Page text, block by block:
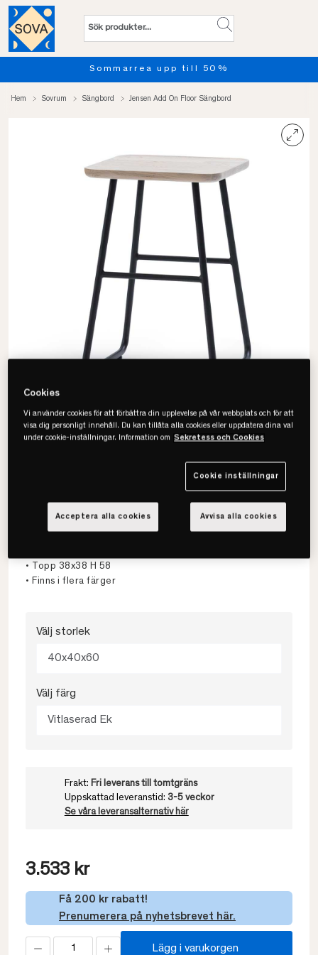
Sommarrea upp till 50%
Hem Sovrum Sängbord Jensen Add On Floor Sängbord
Jensen
Add On Floor Sängbord
• Topp 38x38 H 58
• Finns i flera färger
Välj storlek
40x40x60
Välj färg
Vitlaserad Ek
Frakt: Fri leverans till tomtgräns
Uppskattad leveranstid: 3-5 veckor
Se våra leveransalternativ här
3.533 kr
Få 200 kr rabatt!
Prenumerera på nyhetsbrevet här.
Lägg i varukorgen
Cookies
Vi använder cookies för att förbättra din upplevelse på vår webbplats och för att
visa dig personligt innehåll. Du kan tillåta alla cookies eller uppdatera dina val
under cookie-inställningar. Information om Sekretess och Cookies
Cookie inställningar
Avvisa alla cookies
Acceptera alla cookies